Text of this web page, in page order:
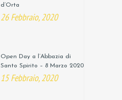
d’Orta
26 Febbraio, 2020
Open Day a l’Abbazia di
Santo Spirito – 8 Marzo 2020
15 Febbraio, 2020